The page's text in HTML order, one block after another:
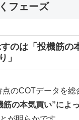
フェーズ
のは「投機筋の
」
のCOTデータを総
筋の本気買い”によ